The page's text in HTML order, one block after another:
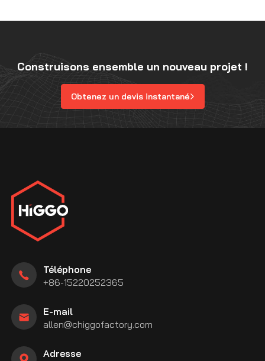
Construisons ensemble un nouveau projet !
Obtenez un devis instantané
Téléphone
+86-15220252365
E-mail
allen@chiggofactory.com
Adresse